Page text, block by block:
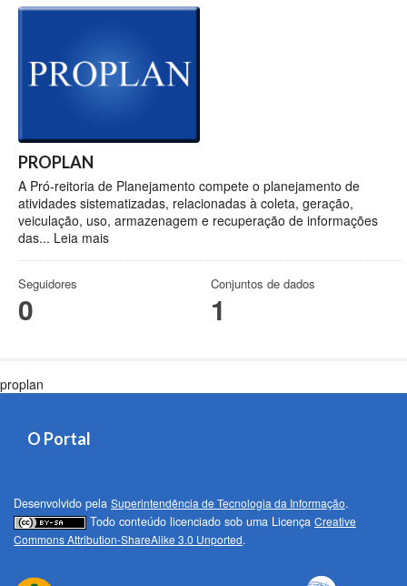
PROPLAN
A Pró-reitoria de Planejamento compete o planejamento de
atividades sistematizadas, relacionadas à coleta, geração,
veiculação, uso, armazenagem e recuperação de informações
das... Leia mais
Seguidores
0
Conjuntos de dados
1
proplan
O Portal
Desenvolvido pela Superintendência de Tecnologia da Informação.
Todo conteúdo licenciado sob uma Licença Creative
Commons Attribution-ShareAlike 3.0 Unported.